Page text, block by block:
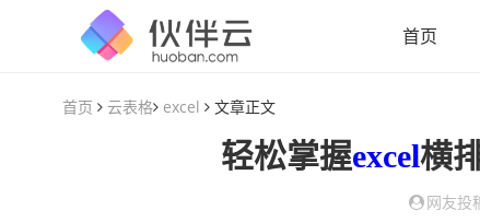
首页
首页 云表格 excel 文章正文
轻松掌握excel横
网友投